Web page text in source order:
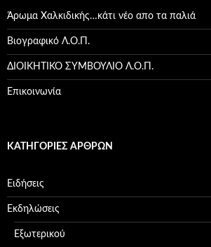
Άρωμα Χαλκιδικής…κάτι νέο απο τα παλιά
Βιογραφικό Λ.Ο.Π.
ΔΙΟΙΚΗΤΙΚΟ ΣΥΜΒΟΥΛΙΟ Λ.Ο.Π.
Επικοινωνία
ΚΑΤΗΓΟΡΊΕΣ ΆΡΘΡΩΝ
Ειδήσεις
Εκδηλώσεις
Εξωτερικού